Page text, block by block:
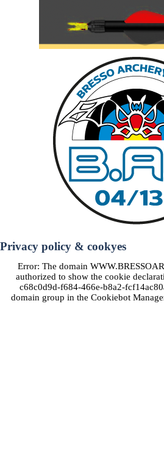
Privacy policy & cookyes
Error: The domain
authorized to show the cookie
c68c0d9d-f684-466e-b8a2-
domain group in the Cookiebot